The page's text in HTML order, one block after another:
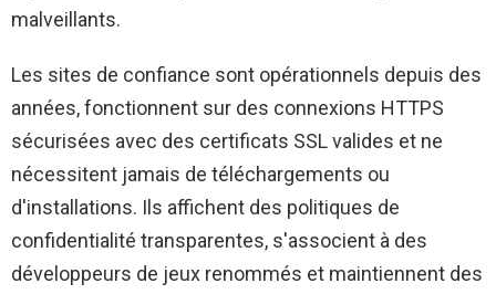
malveillants.
Les sites de confiance sont opérationnels depuis des
années, fonctionnent sur des connexions HTTPS
sécurisées avec des certificats SSL valides et ne
nécessitent jamais de téléchargements ou
d'installations. Ils affichent des politiques de
confidentialité transparentes, s'associent à des
développeurs de jeux renommés et maintiennent des